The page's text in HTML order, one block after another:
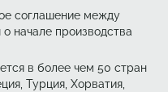
соглашение между
начале производства
в более чем 50 стран
Турция, Хорватия,